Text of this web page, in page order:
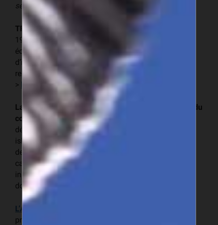
sénégalaises.
TFO Canadaest une ONG sans but lucratif fondée en
1980. Elle assure la promotion d’un développement
économique durable à travers des services
d’informations commerciales, conseils et de mise en
relations commerciales.
> http://tfocanada.ca
La Société islamique internationale de financement du
commerce (SICF)est la branche en charge du
développement commercial au sein de la Banque
islamique de développement (BID). Elle investit dans
des programmes axés sur le développement de
capacités, renforçant les ressources humaines et
institutionnelles des pays membres de la BID dans les
domaines liés au commerce.
L’Asepex
promouvoir les exportations, a pour mission la